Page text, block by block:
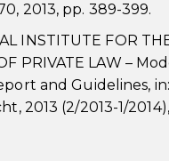
2013, pp. 389-399.
INSTITUTE FOR
PRIVATE LAW –
and Guidelines,
2013 (2/2013-1/2014),